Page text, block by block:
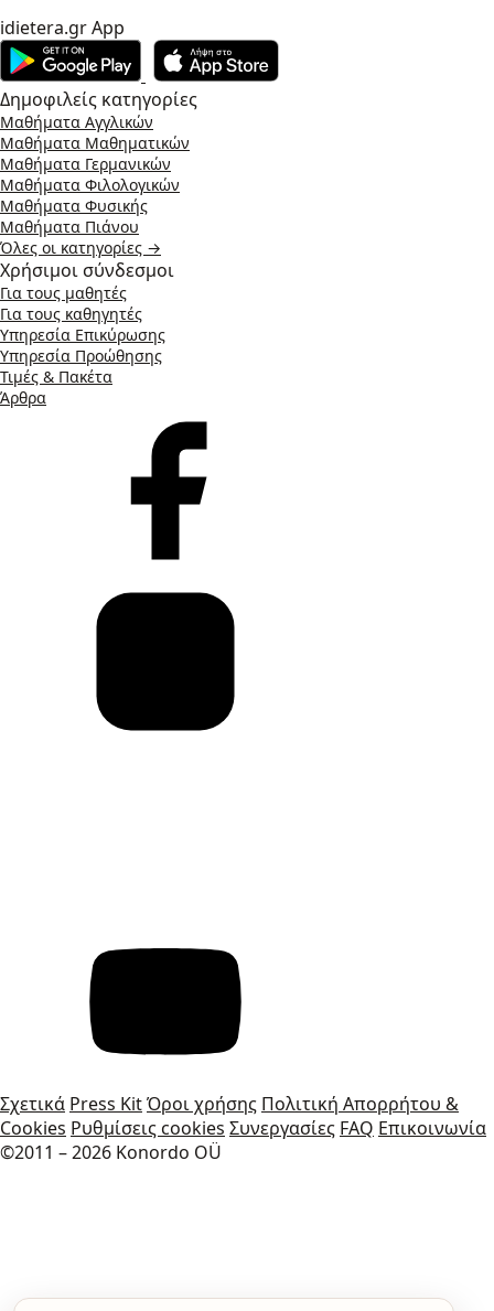
idietera.gr App
Δημοφιλείς κατηγορίες
Μαθήματα Αγγλικών
Μαθήματα Μαθηματικών
Μαθήματα Γερμανικών
Μαθήματα Φιλολογικών
Μαθήματα Φυσικής
Μαθήματα Πιάνου
Όλες οι κατηγορίες →
Χρήσιμοι σύνδεσμοι
Για τους μαθητές
Για τους καθηγητές
Υπηρεσία Επικύρωσης
Υπηρεσία Προώθησης
Τιμές & Πακέτα
Άρθρα
Σχετικά Press KitΌροι χρήσης Πολιτική Απορρήτου &
Cookies Ρυθμίσεις cookies Συνεργασίες FAQ Επικοινωνία
©2011 – 2026 Konordo OÜ